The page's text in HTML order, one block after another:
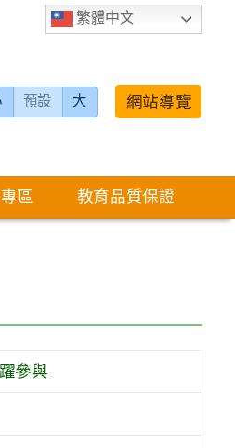
繁體中文
預設 大 網站導覽
區 教育品質保證
參與